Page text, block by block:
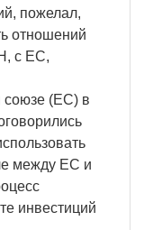
пожелал,
отношений
с ЕС,
союзе (ЕС) в
между ЕС и
инвестиций